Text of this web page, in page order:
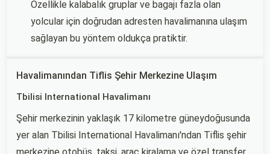
Özellikle kalabalık gruplar ve bagajı fazla olan
yolcular için doğrudan adresten havalimanına ulaşım
sağlayan bu yöntem oldukça pratiktir.
Havalimanından Tiflis Şehir Merkezine Ulaşım
Tbilisi International Havalimanı
Şehir merkezinin yaklaşık 17 kilometre güneydoğusunda
yer alan Tbilisi International Havalimanı'ndan Tiflis şehir